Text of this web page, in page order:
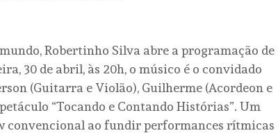
Robertinho Silva abre a programação de
30 de abril, às 20h, o músico é o convidado
(Guitarra e Violão), Guilherme (Acordeon e
“Tocando e Contando Histórias”. Um
convencional ao fundir performances rítmicas